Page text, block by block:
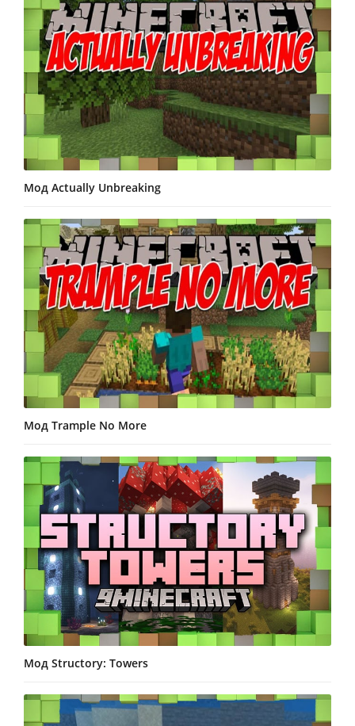
Мод Actually Unbreaking
Мод Trample No More
Мод Structory: Towers